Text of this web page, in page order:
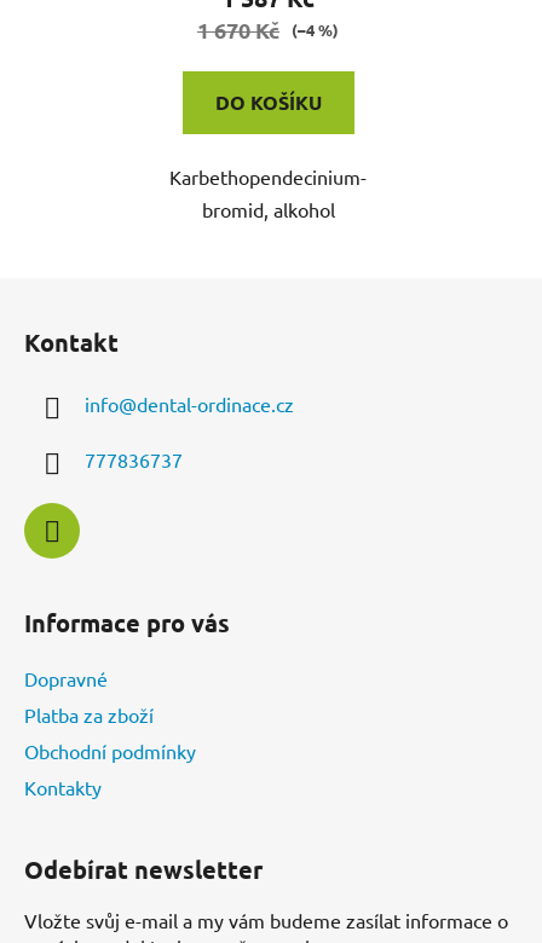
1 670 Kč (–4 %)
DO KOŠÍKU
Karbethopendecinium-
bromid, alkohol
Kontakt
info@dental-ordinace.cz
777836737
Informace pro vás
Dopravné
Platba za zboží
Obchodní podmínky
Kontakty
Odebírat newsletter
Vložte svůj e-mail a my vám budeme zasílat informace o